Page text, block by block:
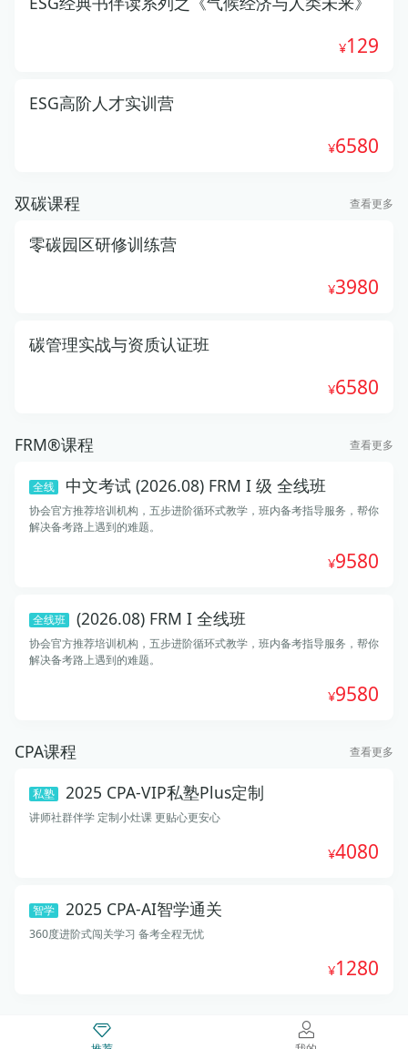
129
ESG高阶人才实训营
6580
双碳课程 查看更多
零碳园区研修训练营
3980
碳管理实战与资质认证班
6580
FRM®课程 查看更多
全线 中文考试 (2026.08) FRM I 级 全线班
协会官方推荐培训机构，五步进阶循环式教学，班内备考指导服务，帮你
解决备考路上遇到的难题。
9580
全线班 (2026.08) FRM I 全线班
协会官方推荐培训机构，五步进阶循环式教学，班内备考指导服务，帮你
解决备考路上遇到的难题。
9580
CPA课程 查看更多
私塾 2025 CPA-VIP私塾Plus定制
讲师社群伴学 定制小灶课 更贴心更安心
4080
智学 2025 CPA-AI智学通关
360度进阶式闯关学习 备考全程无忧
1280